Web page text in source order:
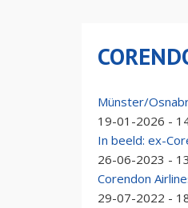
Münster/
19-01-2026 -
In beeld: ex-
26-06-2023 -
Corendon
29-07-2022 -